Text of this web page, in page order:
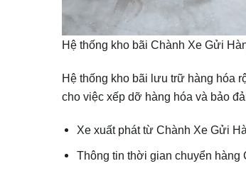
Hệ thống kho bãi Chành Xe Gửi
Hệ thống kho bãi lưu trữ hàng hóa
cho việc xếp dỡ hàng hóa và bảo
Xe xuất phát từ Chành Xe Gửi
Thông tin thời gian chuyển